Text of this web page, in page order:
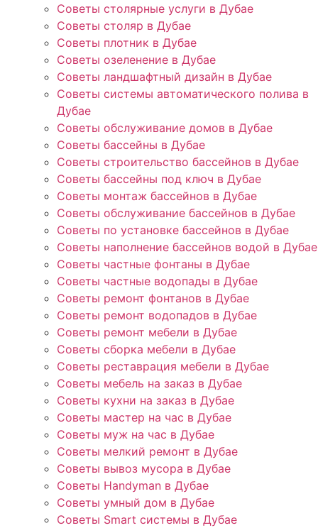
Советы столярные услуги в Дубае
Советы столяр в Дубае
Советы плотник в Дубае
Советы озеленение в Дубае
Советы ландшафтный дизайн в Дубае
Советы системы автоматического полива в
Дубае
Советы обслуживание домов в Дубае
Советы бассейны в Дубае
Советы строительство бассейнов в Дубае
Советы бассейны под ключ в Дубае
Советы монтаж бассейнов в Дубае
Советы обслуживание бассейнов в Дубае
Советы по установке бассейнов в Дубае
Советы наполнение бассейнов водой в Дубае
Советы частные фонтаны в Дубае
Советы частные водопады в Дубае
Советы ремонт фонтанов в Дубае
Советы ремонт водопадов в Дубае
Советы ремонт мебели в Дубае
Советы сборка мебели в Дубае
Советы реставрация мебели в Дубае
Советы мебель на заказ в Дубае
Советы кухни на заказ в Дубае
Советы мастер на час в Дубае
Советы муж на час в Дубае
Советы мелкий ремонт в Дубае
Советы вывоз мусора в Дубае
Советы Handyman в Дубае
Советы умный дом в Дубае
Советы Smart системы в Дубае